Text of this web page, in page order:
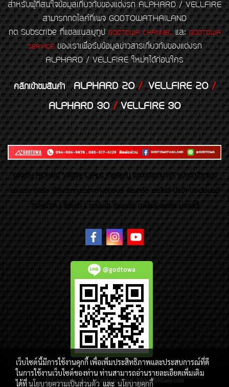
สำหรับผู้ที่สนใจข้อมูลเกี่ยวกับของแต่งรถ ALPHARD / VELLFIRE
สามารถกดไลค์ที่เพจ GODTOWATHAILAND
กด Subscribe ที่แชลแนลยูทูป GODTOWA CHANNELและGODTOWA
SERVICEของเราเพื่อรับข้อมูลข่าวสารเกี่ยวกับของแต่งรถ
ALPHARD / VELLFIRE ใหม่ๆได้ก่อนใคร
คลิกเข้าชมสินค้า ALPHARD 20/VELLFIRE 20/
ALPHARD 30/VELLFIRE 30
ของเเต่ง Alphard Vellfire Lexus Majesty ของเเต่งรถนำเข้า อุปกรณ์ตกแต่ง
ของแต่ง ชุดล้อ ผู้เชี่ยวชาญเฉพาะทางรถยนต์ อัลพาร์ด เวลไฟร์ นำเข้า ประดับยนต์
TOYOTA ( โตโยต้า ) รถนำเข้า อัลพาร์ด เวลไฟร์ เลกซัส มาเจสตี้
@godtowa
© Copyright 2015 All right reserved. MakeWebEasy.com
เว็บไซต์นี้มีการใช้งานคุกกี้ เพื่อเพิ่มประสิทธิภาพและประสบการณ์ที่ดี
ในการใช้งานเว็บไซต์ของท่าน ท่านสามารถอ่านรายละเอียดเพิ่มเติม
ได้ที่นโยบายความเป็นส่วนตัวและนโยบายคุกกี้